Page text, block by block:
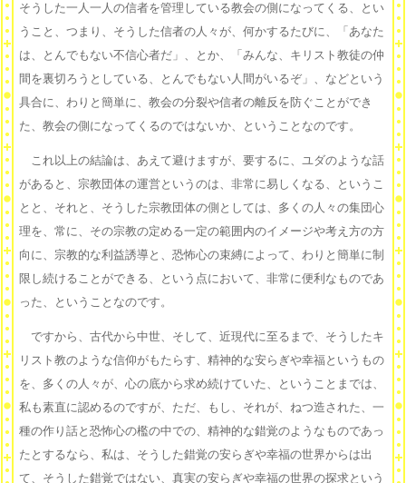
そうした一人一人の信者を管理している教会の側になってくる、とい
うこと、つまり、そうした信者の人々が、何かするたびに、「あなた
は、とんでもない不信心者だ」、とか、「みんな、キリスト教徒の仲
間を裏切ろうとしている、とんでもない人間がいるぞ」、などという
具合に、わりと簡単に、教会の分裂や信者の離反を防ぐことができ
た、教会の側になってくるのではないか、ということなのです。
これ以上の結論は、あえて避けますが、要するに、ユダのような話
があると、宗教団体の運営というのは、非常に易しくなる、というこ
とと、それと、そうした宗教団体の側としては、多くの人々の集団心
理を、常に、その宗教の定める一定の範囲内のイメージや考え方の方
向に、宗教的な利益誘導と、恐怖心の束縛によって、わりと簡単に制
限し続けることができる、という点において、非常に便利なものであ
った、ということなのです。
ですから、古代から中世、そして、近現代に至るまで、そうしたキ
リスト教のような信仰がもたらす、精神的な安らぎや幸福というもの
を、多くの人々が、心の底から求め続けていた、ということまでは、
私も素直に認めるのですが、ただ、もし、それが、ねつ造された、一
種の作り話と恐怖心の檻の中での、精神的な錯覚のようなものであっ
たとするなら、私は、そうした錯覚の安らぎや幸福の世界からは出
て、そうした錯覚ではない、真実の安らぎや幸福の世界の探求という